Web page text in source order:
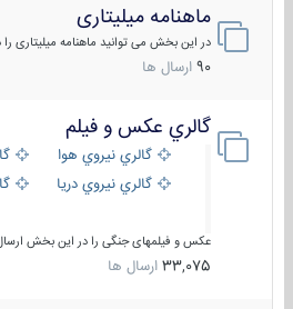
ماهنامه میلیتاری
در این بخش می توانید ماهنامه میلیتاری را
90 ارسال ها
گالري عكس و فيلم
گالري نيروي هوايي
گالري نيروي دريايي
عکس و فیلمهای جنگی را در این بخش ارسال
33,075 ارسال ها